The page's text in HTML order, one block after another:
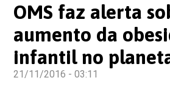
OMS faz alerta
aumento da
infantil no
21/11/2016 - 03:11